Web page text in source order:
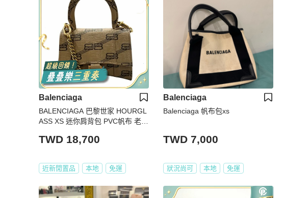
Balenciaga
BALENCIAGA 巴黎世家 HOURGL
ASS XS 迷你肩背包 PVC帆布 老花
TWD 18,700
近新閒置品 本地 免運
Balenciaga
Balenciaga 帆布包xs
TWD 7,000
狀況尚可 本地 免運